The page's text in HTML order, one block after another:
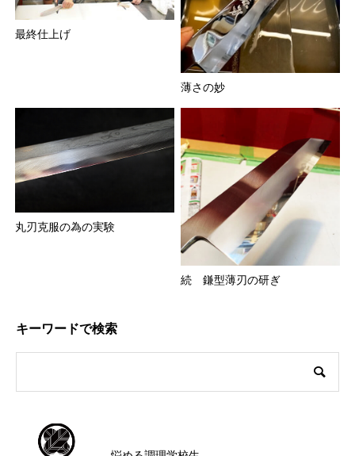
最終仕上げ
薄さの妙
丸刃克服の為の実験
続 鎌型薄刃の研ぎ
キーワードで検索